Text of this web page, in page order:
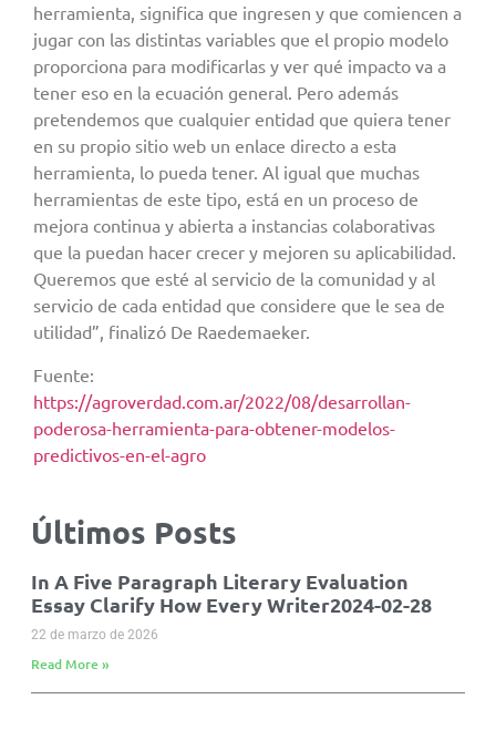
herramienta, significa que ingresen y que comiencen a
jugar con las distintas variables que el propio modelo
proporciona para modificarlas y ver qué impacto va a
tener eso en la ecuación general. Pero además
pretendemos que cualquier entidad que quiera tener
en su propio sitio web un enlace directo a esta
herramienta, lo pueda tener. Al igual que muchas
herramientas de este tipo, está en un proceso de
mejora continua y abierta a instancias colaborativas
que la puedan hacer crecer y mejoren su aplicabilidad.
Queremos que esté al servicio de la comunidad y al
servicio de cada entidad que considere que le sea de
utilidad”, finalizó De Raedemaeker.
Fuente:
https://agroverdad.com.ar/2022/08/desarrollan-
poderosa-herramienta-para-obtener-modelos-
predictivos-en-el-agro
Últimos Posts
In A Five Paragraph Literary Evaluation
Essay Clarify How Every Writer2024-02-28
22 de marzo de 2026
Read More »